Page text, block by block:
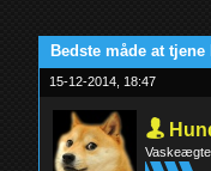
Bedste måde at
15-12-2014, 18:47